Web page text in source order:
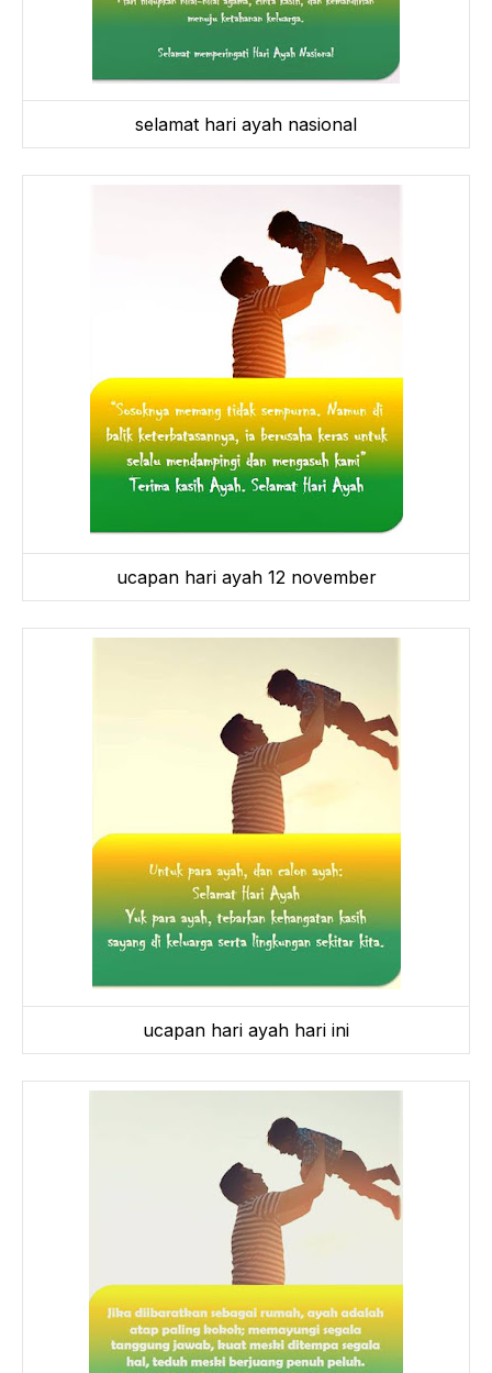
selamat hari ayah nasional
ucapan hari ayah 12 november
ucapan hari ayah hari ini